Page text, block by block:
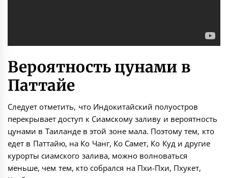
Вероятность цунами в
Паттайе
Следует отметить, что Индокитайский полуостров
перекрывает доступ к Сиамскому заливу и вероятность
цунами в Таиланде в этой зоне мала. Поэтому тем, кто
едет в Паттайю, на Ко Чанг, Ко Самет, Ко Куд и другие
курорты сиамского залива, можно волноваться
меньше, чем тем, кто собрался на Пхи-Пхи, Пхукет,